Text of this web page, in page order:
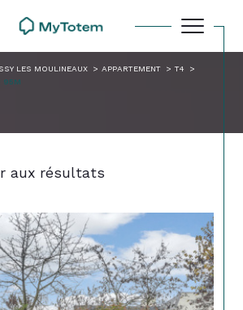
LES MOULINEAUX APPARTEMENT
T4
95M
aux résultats